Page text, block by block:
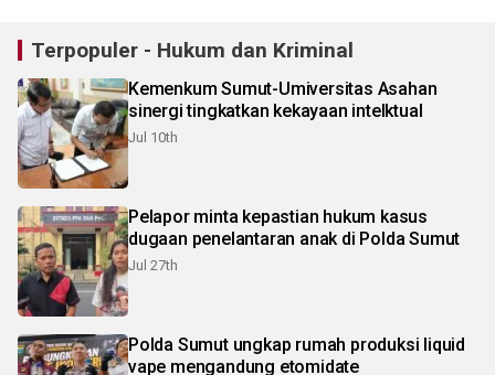
Terpopuler - Hukum dan Kriminal
Kemenkum Sumut-Umiversitas Asahan
sinergi tingkatkan kekayaan intelktual
Jul 10th
Pelapor minta kepastian hukum kasus
dugaan penelantaran anak di Polda Sumut
Jul 27th
Polda Sumut ungkap rumah produksi liquid
vape mengandung etomidate